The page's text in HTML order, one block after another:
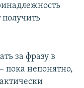
за фразу в
пока непонятно,